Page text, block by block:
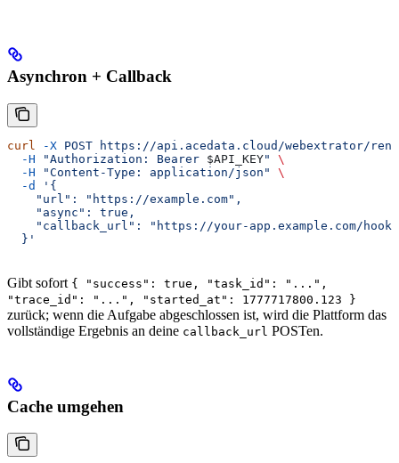
Asynchron + Callback
curl -X POST https://api.acedata.cloud/webextrator/
  -H
"Authorization: Bearer $API_KEY"
\
  -H
"Content-Type: application/json"
\
  -d
'{
    "url": "https://example.com",
    "async": true,
"callback_url": "https://your-app.example.com/
  }'
Gibt sofort { "success": true, "task_id": "...",
"trace_id": "...", "started_at": 1777717800.123 }
zurück; wenn die Aufgabe abgeschlossen ist, wird die Plattform das
vollständige Ergebnis an deine callback_url POSTen.
Cache umgehen